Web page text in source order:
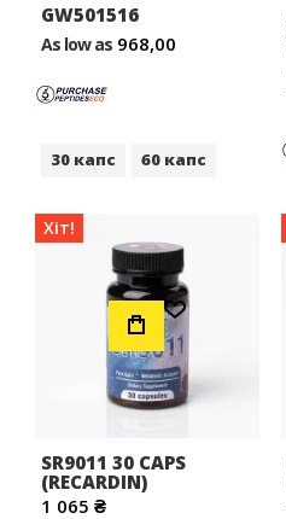
GW501516
As low as 968,00
30 капс 60 капс
Додати до Списку Бажань
Хіт!
SR9011 30 CAPS
(RECARDIN)
1 065 ₴